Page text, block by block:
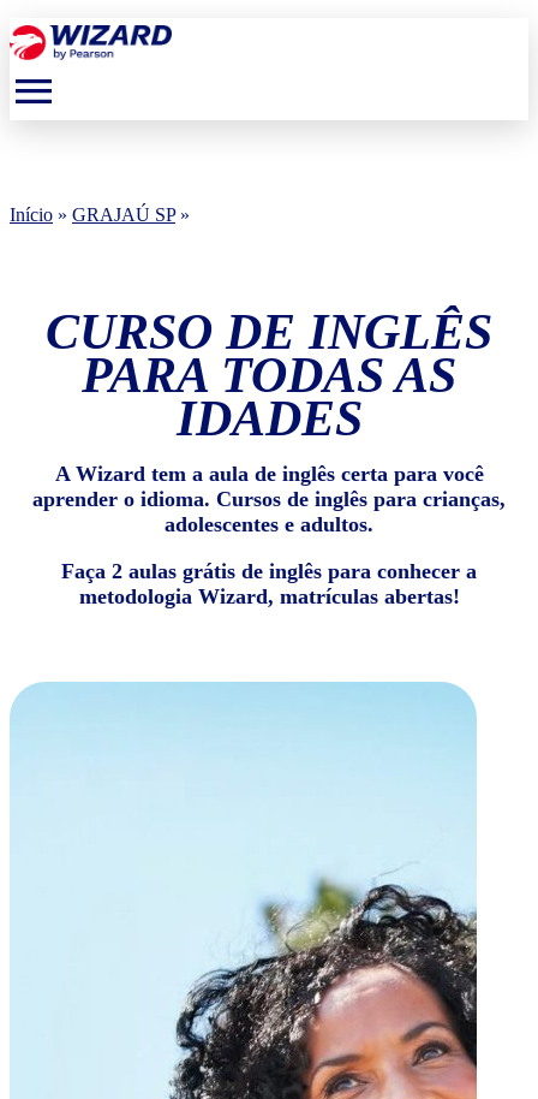
menu
Início » GRAJAÚ SP»
CURSO DE INGLÊS
PARA TODAS AS
IDADES
A Wizard tem a aula de inglês certa para você
aprender o idioma. Cursos de inglês para crianças,
adolescentes e adultos.
Faça 2 aulas grátis de inglês para conhecer a
metodologia Wizard, matrículas abertas!